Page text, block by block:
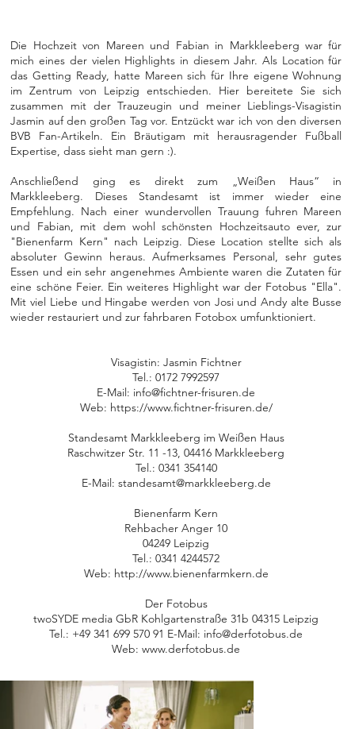
Die Hochzeit von Mareen und Fabian in Markkleeberg war für
mich eines der vielen Highlights in diesem Jahr. Als Location für
das Getting Ready, hatte Mareen sich für Ihre eigene Wohnung
im Zentrum von Leipzig entschieden. Hier bereitete Sie sich
zusammen mit der Trauzeugin und meiner Lieblings-Visagistin
Jasmin auf den großen Tag vor. Entzückt war ich von den diversen
BVB Fan-Artikeln. Ein Bräutigam mit herausragender Fußball
Expertise, dass sieht man gern :).
Anschließend ging es direkt zum „Weißen Haus“ in
Markkleeberg. Dieses Standesamt ist immer wieder eine
Empfehlung. Nach einer wundervollen Trauung fuhren Mareen
und Fabian, mit dem wohl schönsten Hochzeitsauto ever, zur
"Bienenfarm Kern" nach Leipzig. Diese Location stellte sich als
absoluter Gewinn heraus. Aufmerksames Personal, sehr gutes
Essen und ein sehr angenehmes Ambiente waren die Zutaten für
eine schöne Feier. Ein weiteres Highlight war der Fotobus "Ella".
Mit viel Liebe und Hingabe werden von Josi und Andy alte Busse
wieder restauriert und zur fahrbaren Fotobox umfunktioniert.
Visagistin: Jasmin Fichtner
Tel.: 0172 7992597
E-Mail: info@fichtner-frisuren.de
Web: https://www.fichtner-frisuren.de/
Standesamt Markkleeberg im Weißen Haus
Raschwitzer Str. 11 -13, 04416 Markkleeberg
Tel.: 0341 354140
E-Mail: standesamt@markkleeberg.de
Bienenfarm Kern
Rehbacher Anger 10
04249 Leipzig
Tel.: 0341 4244572
Web: http://www.bienenfarmkern.de
Der Fotobus
twoSYDE media GbR Kohlgartenstraße 31b 04315 Leipzig
Tel.: +49 341 699 570 91 E-Mail: info@derfotobus.de
Web:www.derfotobus.de